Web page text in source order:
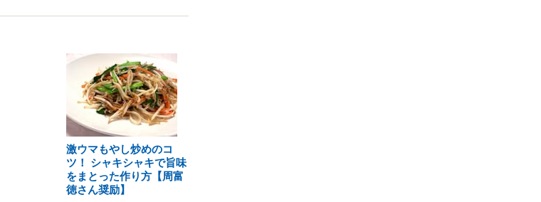
激ウマもやし炒めのコ
ツ！ シャキシャキで旨味
をまとった作り方【周富
徳さん奨励】